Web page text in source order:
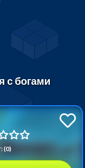
с богами
(0)